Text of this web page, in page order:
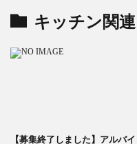
キッチン関連
【募集終了しました】アルバイ